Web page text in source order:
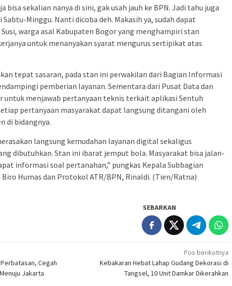
bisa sekalian nanya di sini, gak usah jauh ke BPN. Jadi tahu juga
Minggu. Nanti dicoba deh. Makasih ya, sudah dapat
warga asal Kabupaten Bogor yang menghampiri stan
untuk menanyakan syarat mengurus sertipikat atas
tepat sasaran, pada stan ini perwakilan dari Bagian Informasi
pemberian layanan. Sementara dari Pusat Data dan
untuk menjawab pertanyaan teknis terkait aplikasi Sentuh
pertanyaan masyarakat dapat langsung ditangani oleh
di bidangnya.
langsung kemudahan layanan digital sekaligus
dibutuhkan. Stan ini ibarat jemput bola. Masyarakat bisa jalan-
informasi soal pertanahan,” pungkas Kepala Subbagian
Humas dan Protokol ATR/BPN, Rinaldi. (Tien/Ratna)
SEBARKAN
Cegah
Jakarta
Pos berikutnya
Kebakaran Hebat Lahap Gudang Dekorasi di
Tangsel, 10 Unit Damkar Dikerahkan